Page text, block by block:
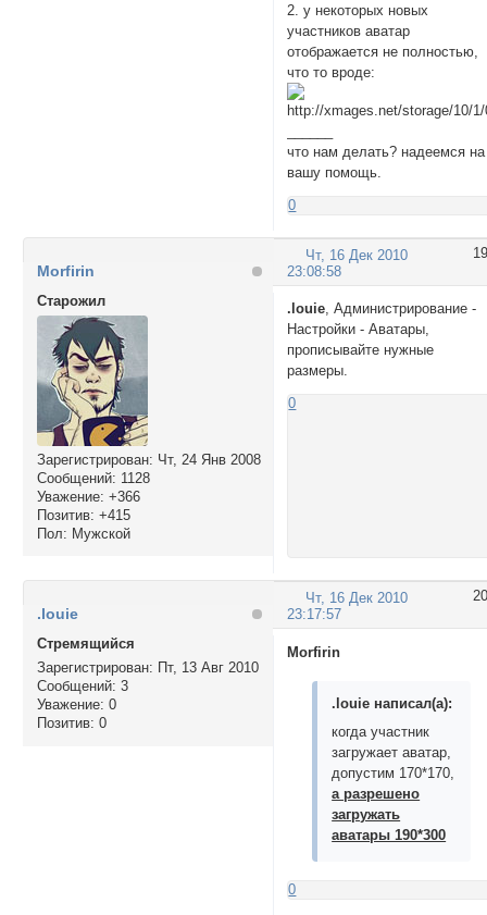
2. у некоторых новых
участников аватар
отображается не полностью,
что то вроде:
что нам делать? надеемся на
вашу помощь.
0
19
Чт, 16 Дек 2010
23:08:58
Morfirin
Cтарожил
Зарегистрирован: Чт, 24 Янв 2008
Сообщений: 1128
Уважение: +366
Позитив: +415
Пол: Мужской
.louie, Администрирование -
Настройки - Аватары,
прописывайте нужные
размеры.
0
20
Чт, 16 Дек 2010
23:17:57
.louie
Стремящийся
Зарегистрирован: Пт, 13 Авг 2010
Сообщений: 3
Уважение: 0
Позитив: 0
Morfirin
.louie написал(а):
когда участник
загружает аватар,
допустим 170*170,
а разрешено
загружать
аватары 190*300
0